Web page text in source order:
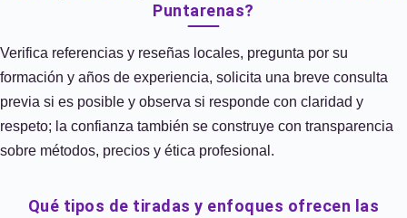
Puntarenas?
Verifica referencias y reseñas locales, pregunta por su
formación y años de experiencia, solicita una breve consulta
previa si es posible y observa si responde con claridad y
respeto; la confianza también se construye con transparencia
sobre métodos, precios y ética profesional.
Qué tipos de tiradas y enfoques ofrecen las